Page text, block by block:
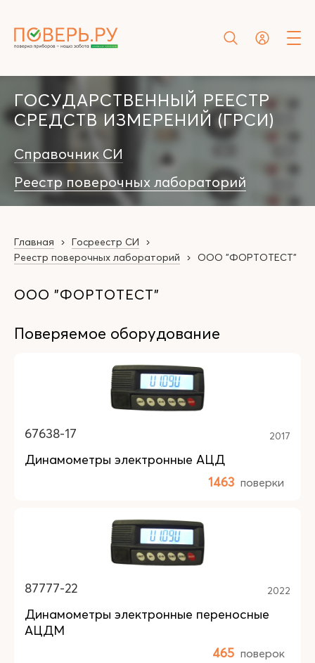
ГОСУДАРСТВЕННЫЙ РЕЕСТР
СРЕДСТВ ИЗМЕРЕНИЙ (ГРСИ)
Справочник СИ
Реестр поверочных лабораторий
Главная
Госреестр СИ
Реестр поверочных лабораторий
ООО "ФОРТОТЕСТ"
ООО "ФОРТОТЕСТ"
Поверяемое оборудование
67638-17 2017
Динамометры электронные АЦД
1463 поверки
87777-22 2022
Динамометры электронные переносные
АЦДМ
465 поверок